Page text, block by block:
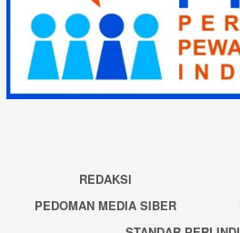
REDAKSI
PEDOMAN MEDIA SIBER